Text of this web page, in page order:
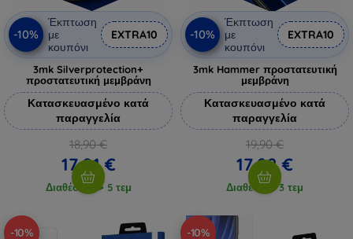
-10%
Έκπτωση
με
κουπόνι
EXTRA10
3mk Silverprotection+
προστατευτική μεμβράνη
Κατασκευασμένο κατά
παραγγελία
18,90 €
17,01 €
Διαθέσιμο > 5 τεμ
-10%
Έκπτωση
με
κουπόνι
EXTRA10
3mk Hammer προστατευτική
μεμβράνη
Κατασκευασμένο κατά
παραγγελία
19,90 €
17,92 €
Διαθέσιμο 3 τεμ
-10% -10%